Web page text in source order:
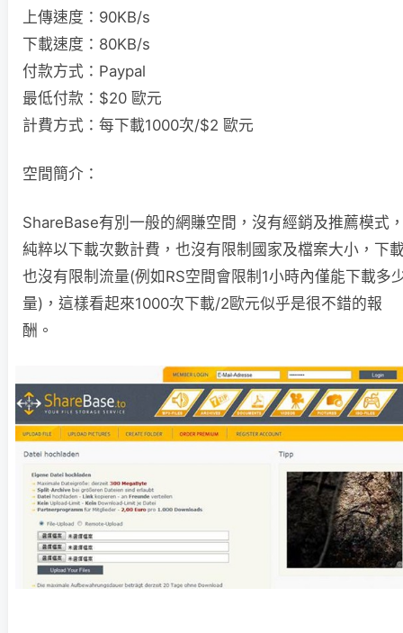
上傳速度：90KB/s
下載速度：80KB/s
付款方式：Paypal
最低付款：$20 歐元
計費方式：每下載1000次/$2 歐元
空間簡介：
ShareBase有別一般的網賺空間，沒有經銷及推薦模式
純粹以下載次數計費，也沒有限制國家及檔案大小，下
也沒有限制流量(例如RS空間會限制1小時內僅能下載多
量)，這樣看起來1000次下載/2歐元似乎是很不錯的報
酬。